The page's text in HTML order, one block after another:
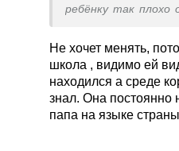
ребёнку так плохо
найти общий язык
кого в данном
Не хочет менять,
школа , видимо ей
находился а среде
знал. Она постоянно
папа на языке